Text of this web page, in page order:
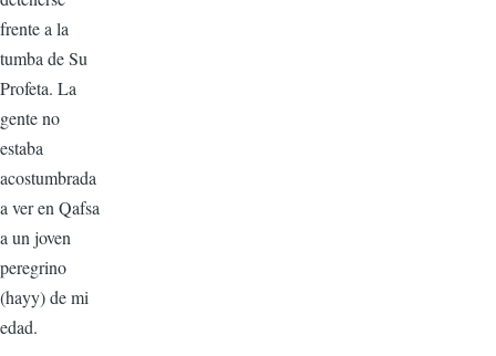
frente a la
tumba de Su
Profeta. La
gente no
estaba
acostumbrada
a ver en Qafsa
a un joven
peregrino
(hayy) de mi
edad.